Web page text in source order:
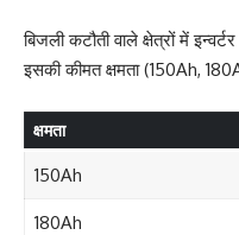
बिजली कटौती वाले क्षेत्रों में
इसकी कीमत क्षमता (150Ah,
क्षमता
150Ah
180Ah